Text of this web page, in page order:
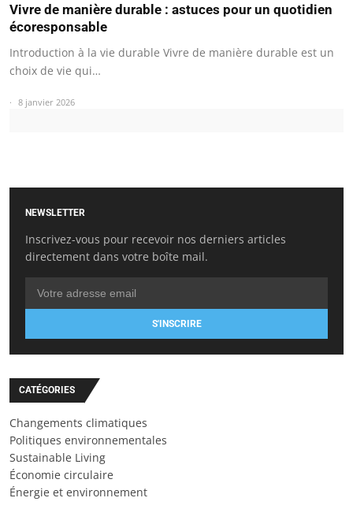
Vivre de manière durable : astuces pour un quotidien
écoresponsable
Introduction à la vie durable Vivre de manière durable est un
choix de vie qui…
8 janvier 2026
NEWSLETTER
Inscrivez-vous pour recevoir nos derniers articles
directement dans votre boîte mail.
S'INSCRIRE
CATÉGORIES
Changements climatiques
Politiques environnementales
Sustainable Living
Économie circulaire
Énergie et environnement